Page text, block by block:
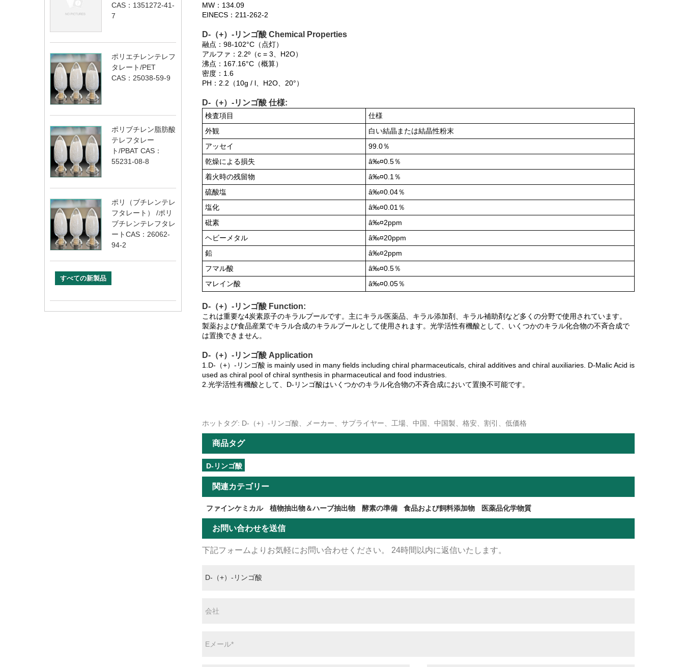
CAS：1351272-41-
7
ポリエチレンテレフ
タレート/PET
CAS：25038-59-9
ポリブチレン脂肪酸
テレフタレー
ト/PBAT CAS：
55231-08-8
ポリ（ブチレンテレ
フタレート） /ポリ
ブチレンテレフタレ
ートCAS：26062-
94-2
すべての新製品
MW：134.09
EINECS：211-262-2
D-（+）-リンゴ酸 Chemical Properties
融点：98-102°C（点灯）
アルファ：2.2º（c = 3、H2O）
沸点：167.16°C（概算）
密度：1.6
PH：2.2（10g / l、H2O、20°）
D-（+）-リンゴ酸 仕様:
検査項目
仕様
外観
白い結晶または結晶性粉末
アッセイ
99.0％
乾燥による損失
â‰¤0.5％
着火時の残留物
â‰¤0.1％
硫酸塩
â‰¤0.04％
塩化
â‰¤0.01％
砒素
â‰¤2ppm
ヘビーメタル
â‰¤20ppm
鉛
â‰¤2ppm
フマル酸
â‰¤0.5％
マレイン酸
â‰¤0.05％
D-（+）-リンゴ酸 Function:
これは重要な4炭素原子のキラルプールです。主にキラル医薬品、キラル添加剤、キラル補助剤など多くの分野で使用されています。
製薬および食品産業でキラル合成のキラルプールとして使用されます。光学活性有機酸として、いくつかのキラル化合物の不斉合成で
は置換できません。
D-（+）-リンゴ酸 Application
1.D-（+）-リンゴ酸 is mainly used in many fields including chiral pharmaceuticals, chiral additives and chiral auxiliaries. D-Malic Acid is
used as chiral pool of chiral synthesis in pharmaceutical and food industries.
2.光学活性有機酸として、D-リンゴ酸はいくつかのキラル化合物の不斉合成において置換不可能です。
ホットタグ: D-（+）-リンゴ酸、メーカー、サプライヤー、工場、中国、中国製、格安、割引、低価格
商品タグ
D-リンゴ酸
関連カテゴリー
ファインケミカル 植物抽出物＆ハーブ抽出物 酵素の準備 食品および飼料添加物 医薬品化学物質
お問い合わせを送信
下記フォームよりお気軽にお問い合わせください。 24時間以内に返信いたします。